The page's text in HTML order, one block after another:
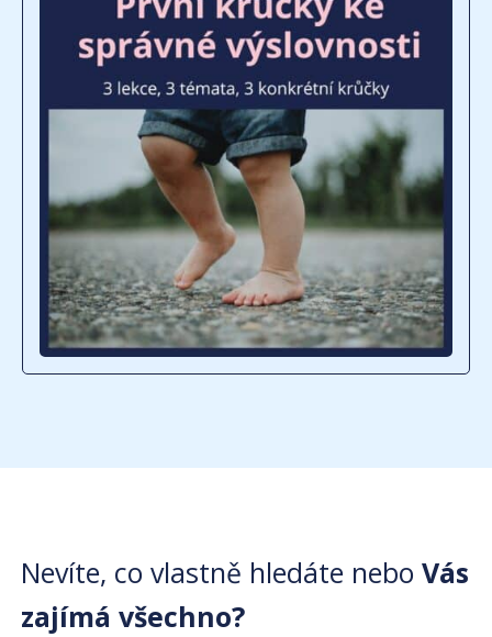
Nevíte, co vlastně hledáte nebo Vás
zajímá všechno?